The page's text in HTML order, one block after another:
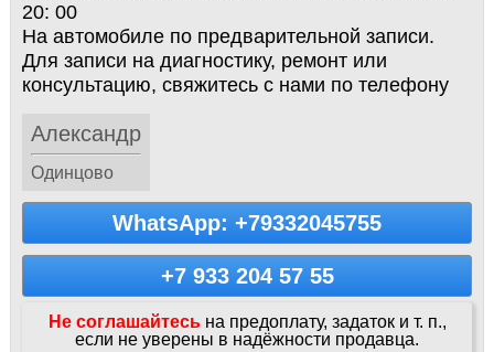
20: 00
На автомобиле по предварительной записи.
Для записи на диагностику, ремонт или
консультацию, свяжитесь с нами по телефону
Александр
Одинцово
WhatsApp: +79332045755
+7 933 204 57 55
Не соглашайтесь на предоплату, задаток и т. п.,
если не уверены в надёжности продавца.